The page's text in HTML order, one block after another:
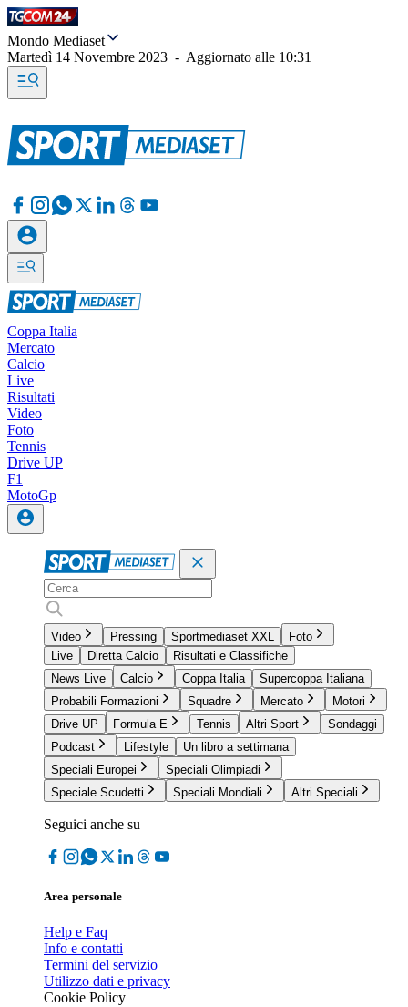
Mondo Mediaset
Martedì 14 Novembre 2023 - Aggiornato alle 10:31
Coppa Italia
Mercato
Calcio
Live
Risultati
Video
Foto
Tennis
Drive UP
F1
MotoGp
Video Pressing Sportmediaset XXL
Foto
Live
Diretta Calcio
Risultati e Classifiche
News Live
Calcio Coppa Italia
Supercoppa Italiana
Probabili Formazioni
Squadre Mercato
Motori
Drive UP
Formula E Tennis Altri Sport
Sondaggi
Podcast
Lifestyle
Un libro a settimana
Speciali Europei
Speciali Olimpiadi
Speciale Scudetti
Speciali Mondiali Altri Speciali
Seguici anche su
Area personale
Help e Faq
Info e contatti
Termini del servizio
Utilizzo dati e privacy
Cookie Policy